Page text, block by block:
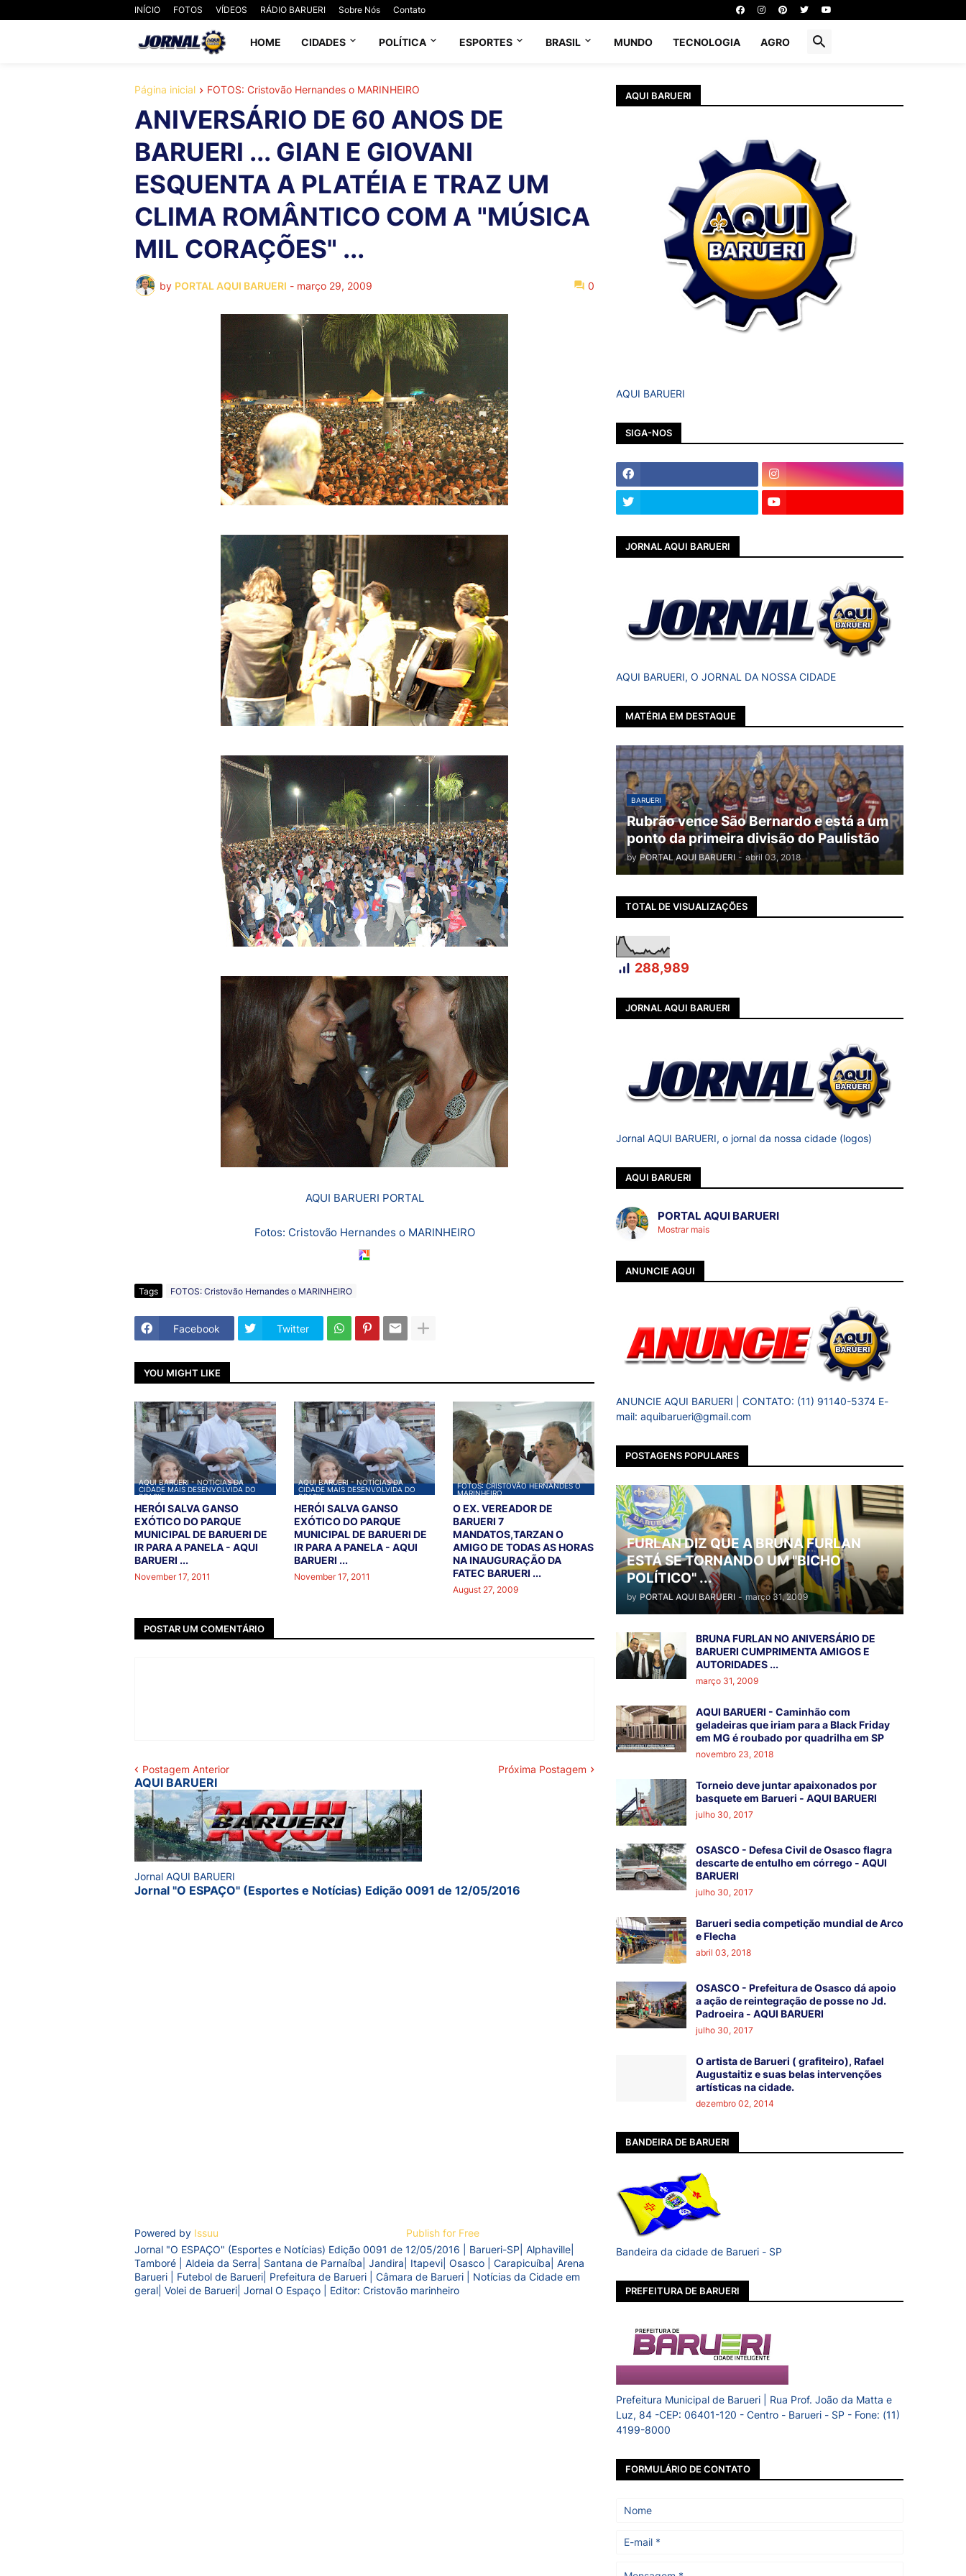
INÍCIO FOTOS VÍDEOS RÁDIO BARUERI Sobre Nós Contato
HOME CIDADES POLÍTICA ESPORTES BRASIL MUNDO TECNOLOGIA AGRO
Página inicial FOTOS: Cristovão Hernandes o MARINHEIRO
ANIVERSÁRIO DE 60 ANOS DE
BARUERI ... GIAN E GIOVANI
ESQUENTA A PLATÉIA E TRAZ UM
CLIMA ROMÂNTICO COM A "MÚSICA
MIL CORAÇÕES" ...
by PORTAL AQUI BARUERI - março 29, 2009 0
AQUI BARUERI PORTAL
Fotos: Cristovão Hernandes o MARINHEIRO
Tags FOTOS: Cristovão Hernandes o MARINHEIRO
Facebook Twitter
YOU MIGHT LIKE
AQUI BARUERI - NOTÍCIAS DA
CIDADE MAIS DESENVOLVIDA DO
BRASIL
HERÓI SALVA GANSO
EXÓTICO DO PARQUE
MUNICIPAL DE BARUERI DE
IR PARA A PANELA - AQUI
BARUERI ...
November 17, 2011
AQUI BARUERI - NOTÍCIAS DA
CIDADE MAIS DESENVOLVIDA DO
BRASIL
HERÓI SALVA GANSO
EXÓTICO DO PARQUE
MUNICIPAL DE BARUERI DE
IR PARA A PANELA - AQUI
BARUERI ...
November 17, 2011
FOTOS: CRISTOVÃO HERNANDES O
MARINHEIRO
O EX. VEREADOR DE
BARUERI 7
MANDATOS,TARZAN O
AMIGO DE TODAS AS HORAS
NA INAUGURAÇÃO DA
FATEC BARUERI ...
August 27, 2009
POSTAR UM COMENTÁRIO
Postagem Anterior Próxima Postagem
AQUI BARUERI
Jornal AQUI BARUERI
Jornal "O ESPAÇO" (Esportes e Notícias) Edição 0091 de 12/05/2016
Powered by Issuu
Publish for Free
Jornal "O ESPAÇO" (Esportes e Notícias) Edição 0091 de 12/05/2016 | Barueri-SP| Alphaville|
Tamboré | Aldeia da Serra| Santana de Parnaíba| Jandira| Itapevi| Osasco | Carapicuíba| Arena
Barueri | Futebol de Barueri| Prefeitura de Barueri | Câmara de Barueri | Notícias da Cidade em
geral| Volei de Barueri| Jornal O Espaço | Editor: Cristovão marinheiro
AQUI BARUERI
AQUI BARUERI
SIGA-NOS
JORNAL AQUI BARUERI
AQUI BARUERI, O JORNAL DA NOSSA CIDADE
MATÉRIA EM DESTAQUE
BARUERI
Rubrão vence São Bernardo e está a um
ponto da primeira divisão do Paulistão
by PORTAL AQUI BARUERI - abril 03, 2018
TOTAL DE VISUALIZAÇÕES
288,989
JORNAL AQUI BARUERI
Jornal AQUI BARUERI, o jornal da nossa cidade (logos)
AQUI BARUERI
PORTAL AQUI BARUERI
Mostrar mais
ANUNCIE AQUI
ANUNCIE AQUI BARUERI | CONTATO: (11) 91140-5374 E-
mail: aquibarueri@gmail.com
POSTAGENS POPULARES
FURLAN DIZ QUE A BRUNA FURLAN
ESTÁ SE TORNANDO UM "BICHO
POLÍTICO" ...
by PORTAL AQUI BARUERI - março 31, 2009
BRUNA FURLAN NO ANIVERSÁRIO DE
BARUERI CUMPRIMENTA AMIGOS E
AUTORIDADES ...
março 31, 2009
AQUI BARUERI - Caminhão com
geladeiras que iriam para a Black Friday
em MG é roubado por quadrilha em SP
novembro 23, 2018
Torneio deve juntar apaixonados por
basquete em Barueri - AQUI BARUERI
julho 30, 2017
OSASCO - Defesa Civil de Osasco flagra
descarte de entulho em córrego - AQUI
BARUERI
julho 30, 2017
Barueri sedia competição mundial de Arco
e Flecha
abril 03, 2018
OSASCO - Prefeitura de Osasco dá apoio
a ação de reintegração de posse no Jd.
Padroeira - AQUI BARUERI
julho 30, 2017
O artista de Barueri ( grafiteiro), Rafael
Augustaitiz e suas belas intervenções
artísticas na cidade.
dezembro 02, 2014
BANDEIRA DE BARUERI
Bandeira da cidade de Barueri - SP
PREFEITURA DE BARUERI
Prefeitura Municipal de Barueri | Rua Prof. João da Matta e
Luz, 84 -CEP: 06401-120 - Centro - Barueri - SP - Fone: (11)
4199-8000
FORMULÁRIO DE CONTATO